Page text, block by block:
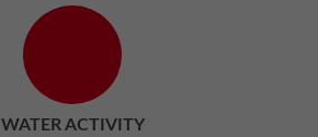
WATER ACTIVITY